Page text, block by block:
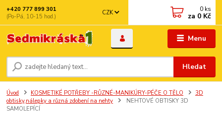
Menu
CZK
Hledat
+420 777 899 301
(Po-Pá, 10-15 hod.)
0 ks
za 0 Kč
Úvod KOSMETIKÉ POTŘEBY -RŮZNÉ-MANIKÚRY-PÉČE O TĚLO
3D
obtisky,nálepky a různá zdobení na nehty
NEHTOVÉ OBTISKY 3D
SAMOLEPÍCÍ